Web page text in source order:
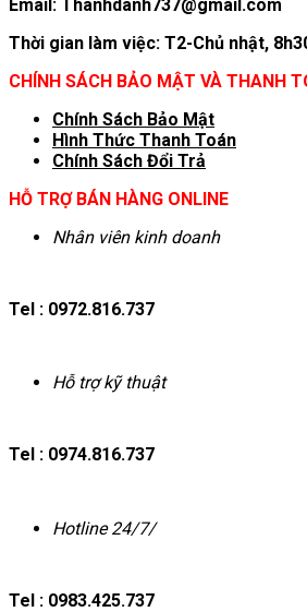
Email: Thanhdanh737@gmail.com
Thời gian làm việc: T2-Chủ nhật,
CHÍNH SÁCH BẢO MẬT VÀ THANH
Chính Sách Bảo Mật
Hình Thức Thanh Toán
Chính Sách Đổi Trả
HỖ TRỢ BÁN HÀNG ONLINE
Nhân viên kinh doanh
Tel : 0972.816.737
Hỗ trợ kỹ thuật
Tel : 0974.816.737
Hotline 24/7/
Tel : 0983.425.737